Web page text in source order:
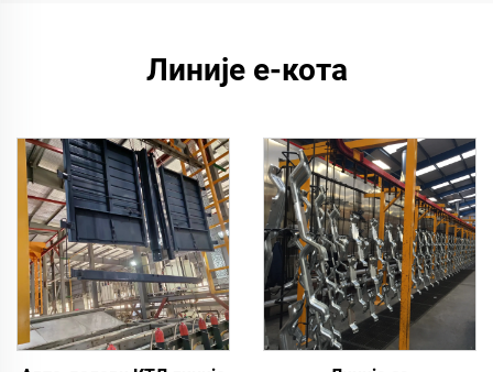
Линије е-кота